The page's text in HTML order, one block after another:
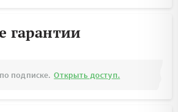
гарантии
подписке. Открыть доступ.